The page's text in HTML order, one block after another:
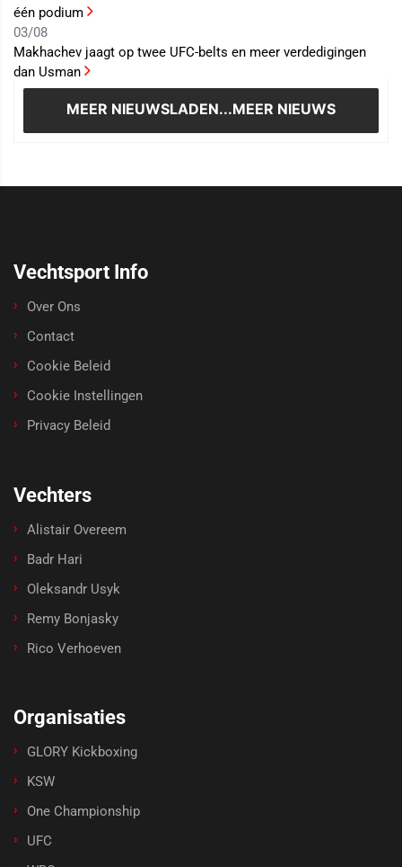
één podium
03/08
Makhachev jaagt op twee UFC-belts en meer verdedigingen
dan Usman
MEER NIEUWSLADEN...MEER NIEUWS
Vechtsport Info
Over Ons
Contact
Cookie Beleid
Cookie Instellingen
Privacy Beleid
Vechters
Alistair Overeem
Badr Hari
Oleksandr Usyk
Remy Bonjasky
Rico Verhoeven
Organisaties
GLORY Kickboxing
KSW
One Championship
UFC